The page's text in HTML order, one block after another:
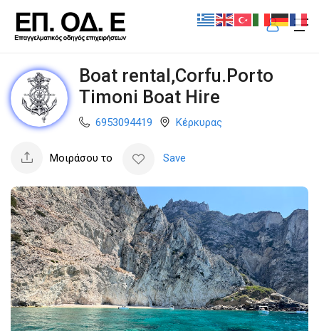
Boat rental,Corfu.Porto
Timoni Boat Hire
6953094419 Κέρκυρας
Μοιράσου το Save